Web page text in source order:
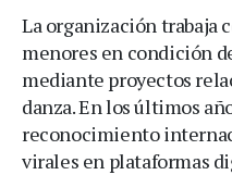
La organización trabaja
menores en condición
mediante proyectos
danza. En los últimos
reconocimiento
virales en plataformas